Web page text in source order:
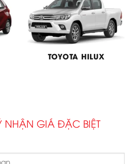
TOYOTA HILUX
NHẬN GIÁ ĐẶC BIỆT